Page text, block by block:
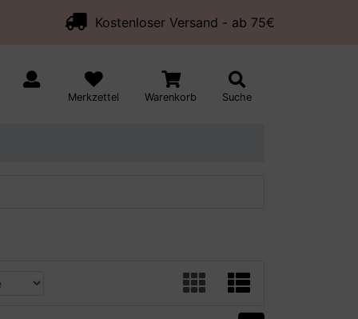
Kostenloser Versand - ab 75€
Merkzettel Warenkorb Suche